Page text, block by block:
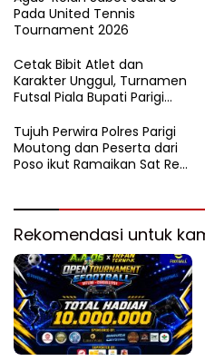
Pada United Tennis
Tournament 2026
Cetak Bibit Atlet dan
Karakter Unggul, Turnamen
Futsal Piala Bupati Parigi
Ditutup
Tujuh Perwira Polres Parigi
Moutong dan Peserta dari
Poso ikut Ramaikan Sat Res
Rekomendasi untuk